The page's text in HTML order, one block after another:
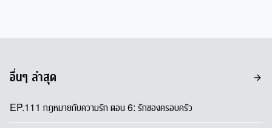
อื่นๆ ล่าสุด
EP.111 กฎหมายกับความรัก ตอน 6: รักของครอบครัว